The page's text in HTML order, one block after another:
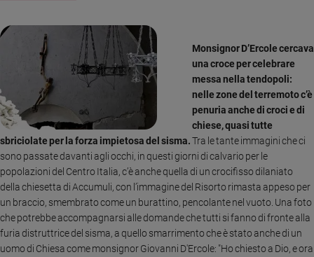
Società
e
valori
Ambiente
e
Creato
Volontariato
Diritti
Aziende
Monsignor D’Ercole cercava
una croce per celebrare
messa nella tendopoli:
nelle zone del terremoto c’è
penuria anche di croci e di
chiese, quasi tutte
sbriciolate per la forza impietosa del sisma.Tra le tante immagini che ci
sono passate davanti agli occhi, in questi giorni di calvario per le
popolazioni del Centro Italia, c’è anche quella di un crocifisso dilaniato
della chiesetta di Accumuli, con l’immagine del Risorto rimasta appeso per
un braccio, smembrato come un burattino, pencolante nel vuoto. Una foto
che potrebbe accompagnarsi alle domande che tutti si fanno di fronte alla
furia distruttrice del sisma, a quello smarrimento che è stato anche di un
uomo di Chiesa come monsignor Giovanni D'Ercole: "Ho chiesto a Dio, e ora